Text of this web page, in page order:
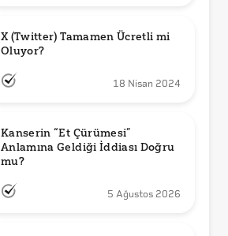
X (Twitter) Tamamen Ücretli mi
Oluyor?
18 Nisan 2024
Kanserin “Et Çürümesi”
Anlamına Geldiği İddiası Doğru
mu?
5 Ağustos 2026